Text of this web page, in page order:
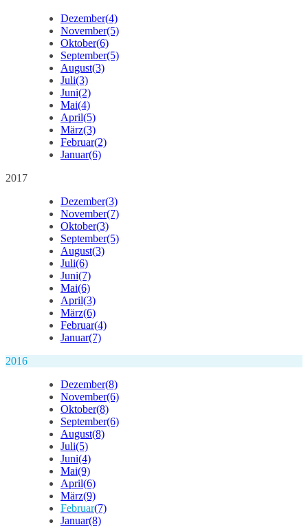
Dezember(4)
November(5)
Oktober(6)
September(5)
August(3)
Juli(3)
Juni(2)
Mai(4)
April(5)
März(3)
Februar(2)
Januar(6)
2017
Dezember(3)
November(7)
Oktober(3)
September(5)
August(3)
Juli(6)
Juni(7)
Mai(6)
April(3)
März(6)
Februar(4)
Januar(7)
2016
Dezember(8)
November(6)
Oktober(8)
September(6)
August(8)
Juli(5)
Juni(4)
Mai(9)
April(6)
März(9)
Februar(7)
Januar(8)